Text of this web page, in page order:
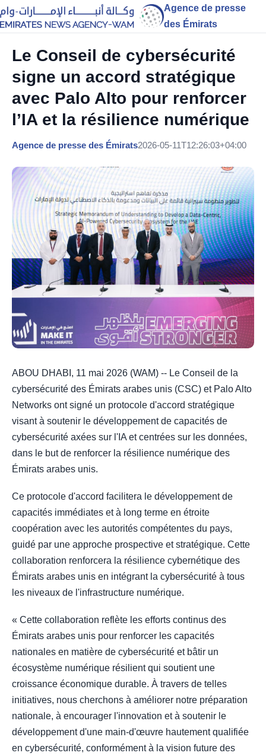
Agence de presse
des Émirats
Le Conseil de cybersécurité
signe un accord stratégique
avec Palo Alto pour renforcer
l’IA et la résilience numérique
Agence de presse des Émirats2026-05-11T12:26:03+04:00
ABOU DHABI, 11 mai 2026 (WAM) -- Le Conseil de la
cybersécurité des Émirats arabes unis (CSC) et Palo Alto
Networks ont signé un protocole d'accord stratégique
visant à soutenir le développement de capacités de
cybersécurité axées sur l'IA et centrées sur les données,
dans le but de renforcer la résilience numérique des
Émirats arabes unis.
Ce protocole d'accord facilitera le développement de
capacités immédiates et à long terme en étroite
coopération avec les autorités compétentes du pays,
guidé par une approche prospective et stratégique. Cette
collaboration renforcera la résilience cybernétique des
Émirats arabes unis en intégrant la cybersécurité à tous
les niveaux de l'infrastructure numérique.
« Cette collaboration reflète les efforts continus des
Émirats arabes unis pour renforcer les capacités
nationales en matière de cybersécurité et bâtir un
écosystème numérique résilient qui soutient une
croissance économique durable. À travers de telles
initiatives, nous cherchons à améliorer notre préparation
nationale, à encourager l'innovation et à soutenir le
développement d'une main-d'œuvre hautement qualifiée
en cybersécurité, conformément à la vision future des